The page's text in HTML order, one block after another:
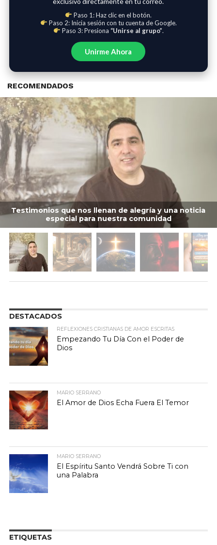
Paso 1: Haz clic en el botón.
Paso 2: Inicia sesión con tu cuenta de Google.
Paso 3: Presiona “Unirse al grupo”.
Unirme Ahora
RECOMENDADOS
Testimonios que nos llenan de alegría y una noticia
especial para nuestra comunidad
DESTACADOS
REFLEXIONES CRISTIANAS DE AMOR ESCRITAS
Empezando Tu Día Con el Poder de
Dios
MARIO SERRANO
El Amor de Dios Echa Fuera El Temor
MARIO SERRANO
El Espíritu Santo Vendrá Sobre Ti con
una Palabra
ETIQUETAS